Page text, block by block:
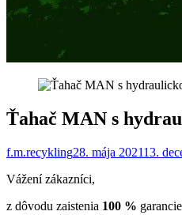
Ťahač MAN s
f.m.recykling28. mája 202113.
Vážení zákazníci,
z dôvodu zaistenia 100 %